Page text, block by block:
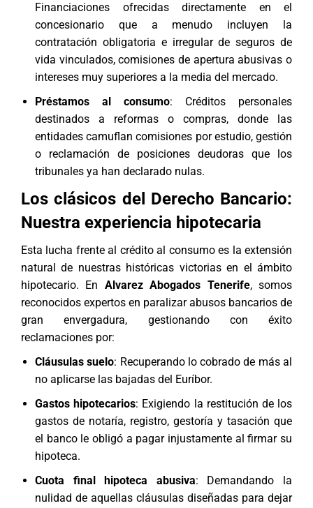
Financiaciones ofrecidas directamente en el
concesionario que a menudo incluyen la
contratación obligatoria e irregular de seguros de
vida vinculados, comisiones de apertura abusivas o
intereses muy superiores a la media del mercado.
Préstamos al consumo: Créditos personales
destinados a reformas o compras, donde las
entidades camuflan comisiones por estudio, gestión
o reclamación de posiciones deudoras que los
tribunales ya han declarado nulas.
Los clásicos del Derecho Bancario:
Nuestra experiencia hipotecaria
Esta lucha frente al crédito al consumo es la extensión
natural de nuestras históricas victorias en el ámbito
hipotecario. En Alvarez Abogados Tenerife, somos
reconocidos expertos en paralizar abusos bancarios de
gran envergadura, gestionando con éxito
reclamaciones por:
Cláusulas suelo: Recuperando lo cobrado de más al
no aplicarse las bajadas del Euríbor.
Gastos hipotecarios: Exigiendo la restitución de los
gastos de notaría, registro, gestoría y tasación que
el banco le obligó a pagar injustamente al firmar su
hipoteca.
Cuota final hipoteca abusiva: Demandando la
nulidad de aquellas cláusulas diseñadas para dejar